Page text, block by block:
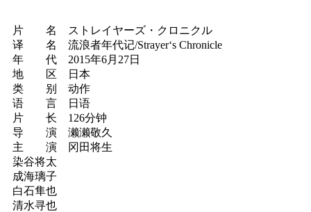
片 名 ストレイヤーズ・クロニクル
译 名 流浪者年代记/Strayer‘s Chronicle
年 代 2015年6月27日
地 区 日本
类 别 动作
语 言 日语
片 长 126分钟
导 演 濑濑敬久
主 演 冈田将生
染谷将太
成海璃子
白石隼也
清水寻也